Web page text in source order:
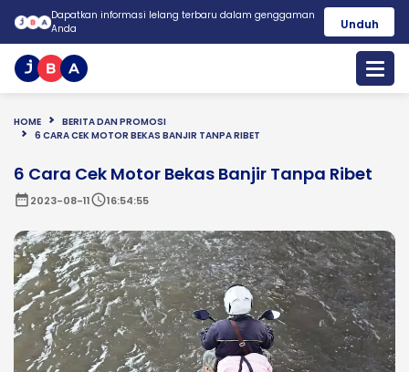
Dapatkan informasi lelang terbaru dalam genggaman
Anda
Unduh
HOME
BERITA DAN PROMOSI
6 CARA CEK MOTOR BEKAS BANJIR TANPA RIBET
6 Cara Cek Motor Bekas Banjir Tanpa Ribet
date_range2023-08-11schedule16:54:55